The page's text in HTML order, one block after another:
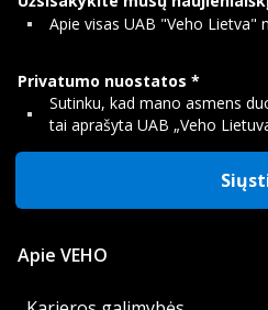
Apie visas UAB "Veho Lietva"
Privatumo nuostatos
Sutinku, kad mano asmens
tai aprašyta UAB „Veho
Apie VEHO